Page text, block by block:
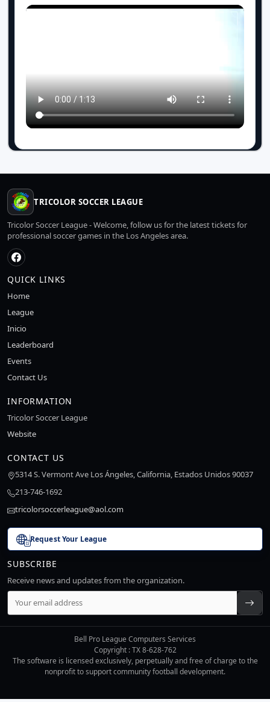
TRICOLOR SOCCER LEAGUE
Tricolor Soccer League - Welcome, follow us for the latest tickets for
professional soccer games in the Los Angeles area.
QUICK LINKS
Home
League
Inicio
Leaderboard
Events
Contact Us
INFORMATION
Tricolor Soccer League
Website
CONTACT US
5314 S. Vermont Ave Los Ángeles, California, Estados Unidos 90037
213-746-1692
tricolorsoccerleague@aol.com
Request Your League
SUBSCRIBE
Receive news and updates from the organization.
Bell Pro League Computers Services
Copyright : TX 8-628-762
The software is licensed exclusively, perpetually and free of charge to the
nonprofit to support community football development.